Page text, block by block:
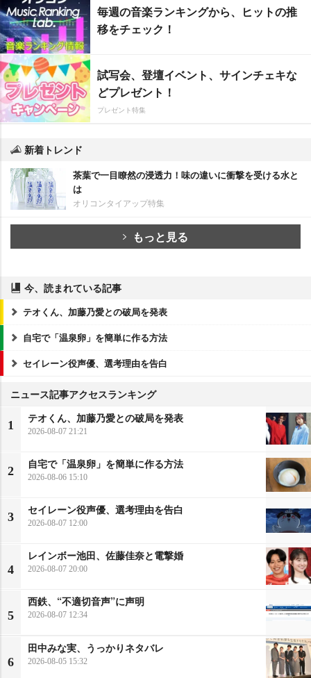
毎週の音楽ランキングから、ヒットの推
移をチェック！
試写会、登壇イベント、サインチェキな
どプレゼント！
プレゼント特集
新着トレンド
茶葉で一目瞭然の浸透力！味の違いに衝撃を受ける水と
は
オリコンタイアップ特集
もっと見る
今、読まれている記事
テオくん、加藤乃愛との破局を発表
自宅で「温泉卵」を簡単に作る方法
セイレーン役声優、選考理由を告白
ニュース記事アクセスランキング
1
テオくん、加藤乃愛との破局を発表
2026-08-07 21:21
2
自宅で「温泉卵」を簡単に作る方法
2026-08-06 15:10
3
セイレーン役声優、選考理由を告白
2026-08-07 12:00
4
レインボー池田、佐藤佳奈と電撃婚
2026-08-07 20:00
5
西鉄、“不適切音声”に声明
2026-08-07 12:34
6
田中みな実、うっかりネタバレ
2026-08-05 15:32